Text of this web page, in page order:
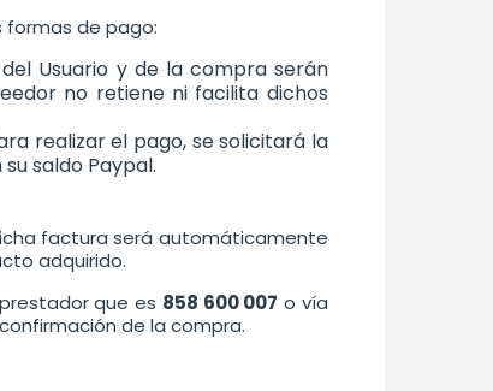
formas de pago:
Usuario y de la compra serán
no retiene ni facilita dichos
realizar el pago, se solicitará la
saldo Paypal.
factura será automáticamente
adquirido.
que es 858 600 007 o vía
de la compra.